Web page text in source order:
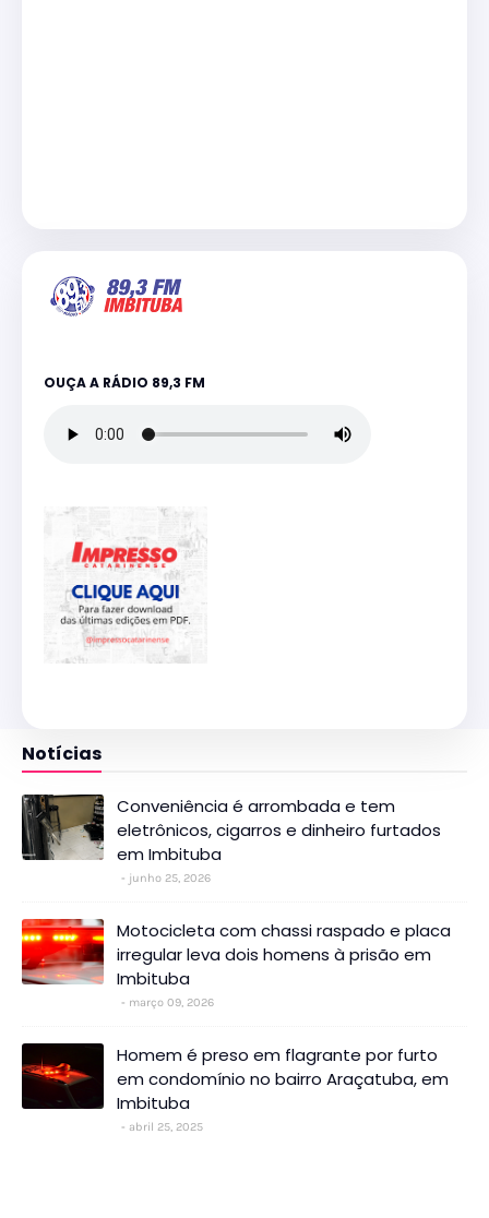
OUÇA A RÁDIO 89,3 FM
Notícias
Conveniência é arrombada e tem
eletrônicos, cigarros e dinheiro furtados
em Imbituba
junho 25, 2026
Motocicleta com chassi raspado e placa
irregular leva dois homens à prisão em
Imbituba
março 09, 2026
Homem é preso em flagrante por furto
em condomínio no bairro Araçatuba, em
Imbituba
abril 25, 2025